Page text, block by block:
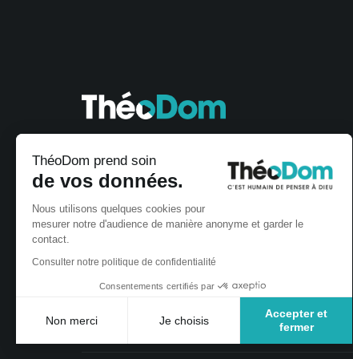
ThéoDom prend soin
de vos données.
Nous utilisons quelques cookies pour
mesurer notre d'audience de manière anonyme et garder le
contact.
Consulter notre politique de confidentialité
Consentements certifiés par
Non merci Je choisis
Accepter et
fermer